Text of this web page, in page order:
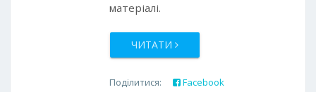
матеріалі.
ЧИТАТИ
Поділитися:
Facebook